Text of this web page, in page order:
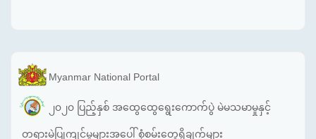
Myanmar National Portal
၂၀၂၀ ပြည့်နှစ် အထွေထွေရွေးကောက်ပွဲ မဲမသမာမှုနှင့်
တရားမဲ့ပြုကျင့်မှုများအပေါ် စုံစမ်းတွေ့ရှိချက်များ